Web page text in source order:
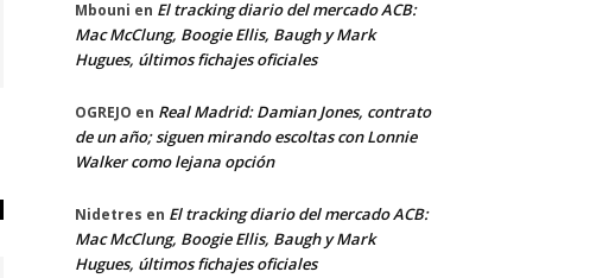
Mbouni en El tracking diario del mercado ACB:
Mac McClung, Boogie Ellis, Baugh y Mark
Hugues, últimos fichajes oficiales
OGREJO en Real Madrid: Damian Jones, contrato
de un año; siguen mirando escoltas con Lonnie
Walker como lejana opción
Nidetres en El tracking diario del mercado ACB:
Mac McClung, Boogie Ellis, Baugh y Mark
Hugues, últimos fichajes oficiales